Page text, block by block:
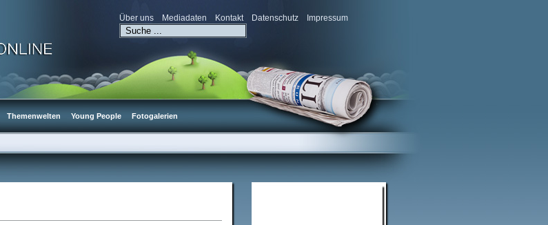
Über uns Mediadaten Kontakt Datenschutz Impressum
Themenwelten Young People Fotogalerien